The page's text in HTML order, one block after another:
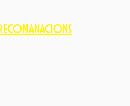
RECOMANACIONS